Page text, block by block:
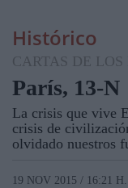
Histórico
CARTAS DE LOS
París, 13-N
La crisis que vive
crisis de
olvidado nuestros
19 NOV 2015 / 16:21 H.